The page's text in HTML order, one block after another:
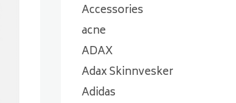
Accessories
acne
ADAX
Adax Skinnvesker
Adidas